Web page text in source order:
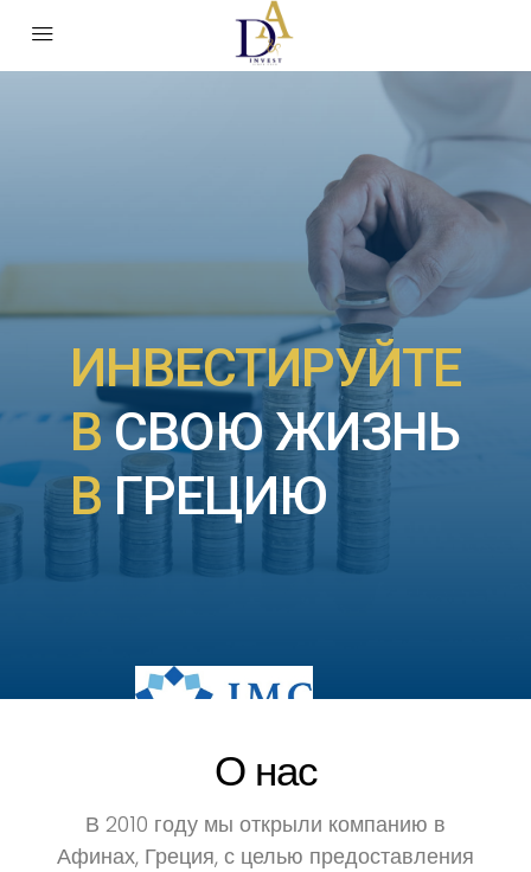
ИНВЕСТИРУЙТЕ
ВСВОЮ ЖИЗНЬ
В ГРЕЦИЮ
О нас
В 2010 году мы открыли компанию в
Афинах, Греция, с целью предоставления